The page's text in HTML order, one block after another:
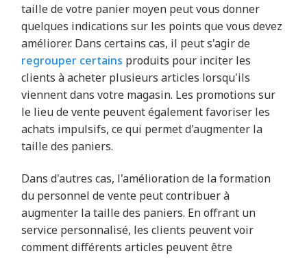
taille de votre panier moyen peut vous donner
quelques indications sur les points que vous devez
améliorer. Dans certains cas, il peut s'agir de
regrouper certains produits pour inciter les
clients à acheter plusieurs articles lorsqu'ils
viennent dans votre magasin. Les promotions sur
le lieu de vente peuvent également favoriser les
achats impulsifs, ce qui permet d'augmenter la
taille des paniers.
Dans d'autres cas, l'amélioration de la formation
du personnel de vente peut contribuer à
augmenter la taille des paniers. En offrant un
service personnalisé, les clients peuvent voir
comment différents articles peuvent être